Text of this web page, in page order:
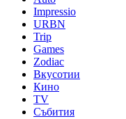
Impressio
URBN
Trip
Games
Zodiac
Вкусотии
Кино
TV
Събития